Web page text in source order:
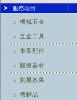
服務項目
機械五金
五金工具
車零配件
醫療器材
刻黑效果
禮贈品